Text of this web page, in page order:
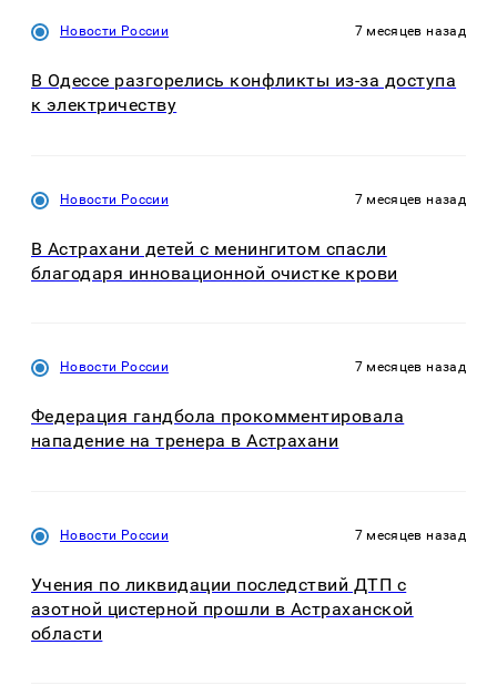
Новости России 7 месяцев назад
В Одессе разгорелись конфликты из-за доступа
к электричеству
Новости России 7 месяцев назад
В Астрахани детей с менингитом спасли
благодаря инновационной очистке крови
Новости России 7 месяцев назад
Федерация гандбола прокомментировала
нападение на тренера в Астрахани
Новости России 7 месяцев назад
Учения по ликвидации последствий ДТП с
азотной цистерной прошли в Астраханской
области